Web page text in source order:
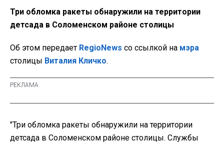
Три обломка ракеты обнаружили на территории
детсада в Соломенском районе столицы
Об этом передает RegioNews со ссылкой на мэра
столицы Виталия Кличко.
"Три обломка ракеты обнаружили на территории
детсада в Соломенском районе столицы. Службы